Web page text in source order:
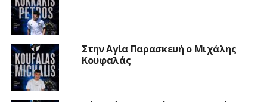
Στην Αγία Παρασκευή ο Μιχάλης
Κουφαλάς